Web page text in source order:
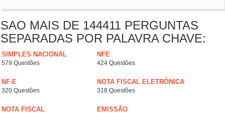
SAO MAIS DE 144411 PERGUNTAS
SEPARADAS POR PALAVRA CHAVE:
SIMPLES NACIONAL
579 Questões
NFE
424 Questões
NF-E
320 Questões
NOTA FISCAL ELETRÔNICA
318 Questões
NOTA FISCAL EMISSÃO